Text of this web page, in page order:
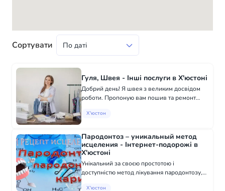
Сортувати
Гуля, Швея - Інші послуги в Х'юстоні
Добрий день! Я швея з великим досвідом
роботи. Пропоную вам пошив та ремонт
вам важко підібрати одяг в маскмаркеті, я
Х'юстон
Пародонтоз – уникальный метод
исцеления - Інтернет-подорожі в
Х'юстоні
Унікальний за своєю простотою і
доступністю метод лікування пародонтозу,
Х'юстон